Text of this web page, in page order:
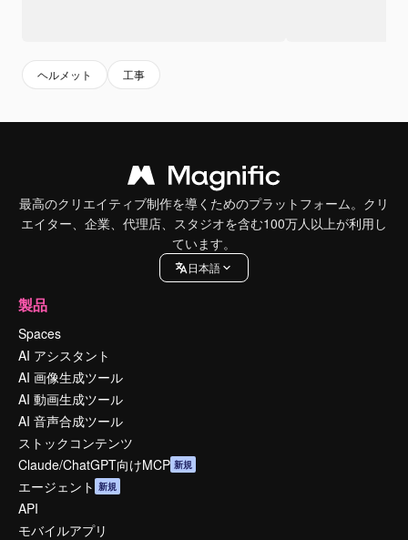
ヘルメット 工事
最高のクリエイティブ制作を導くためのプラットフォーム。クリ
エイター、企業、代理店、スタジオを含む100万人以上が利用し
ています。
日本語
製品
Spaces
AI アシスタント
AI 画像生成ツール
AI 動画生成ツール
AI 音声合成ツール
ストックコンテンツ
Claude/ChatGPT向けMCP 新規
エージェント 新規
API
モバイルアプリ